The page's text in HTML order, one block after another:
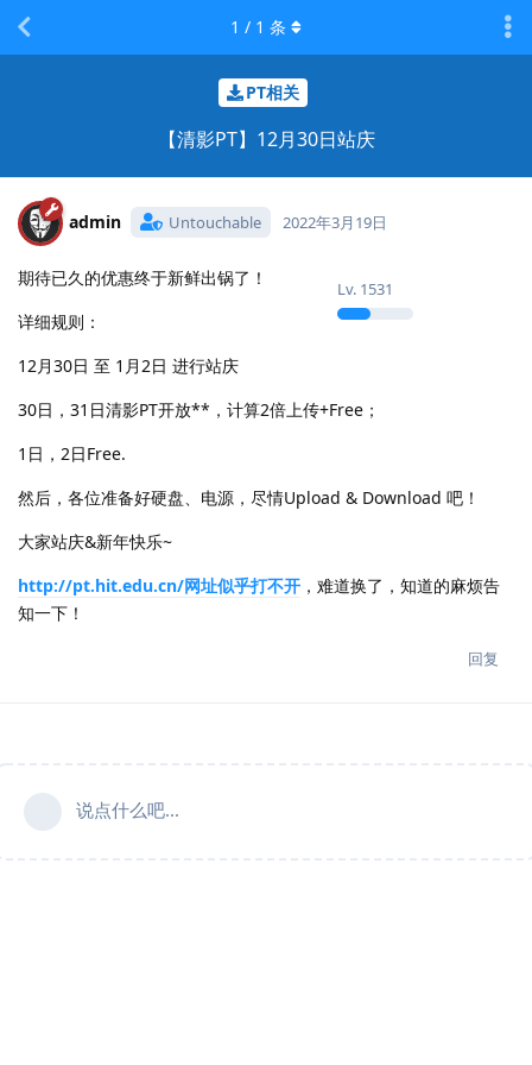
PT相关
【清影PT】12月30日站庆
1 / 1 条
admin Untouchable
Lv. 1531
2022年3月19日
期待已久的优惠终于新鲜出锅了！
详细规则：
12月30日 至 1月2日 进行站庆
30日，31日清影PT开放**，计算2倍上传+Free；
1日，2日Free.
然后，各位准备好硬盘、电源，尽情Upload & Download 吧！
大家站庆&新年快乐~
http://pt.hit.edu.cn/网址似乎打不开 ，难道换了，知道的麻烦告
知一下！
回复
说点什么吧...